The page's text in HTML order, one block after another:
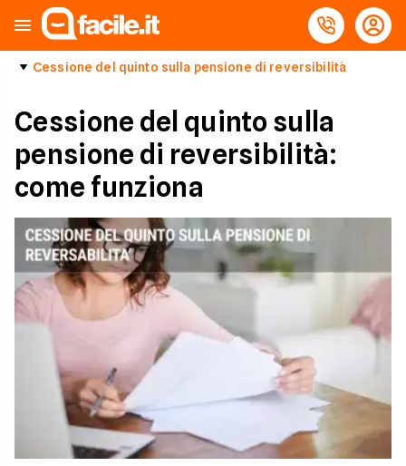
Cessione del quinto sulla pensione di reversibilità
Cessione del quinto sulla
pensione di reversibilità:
come funziona